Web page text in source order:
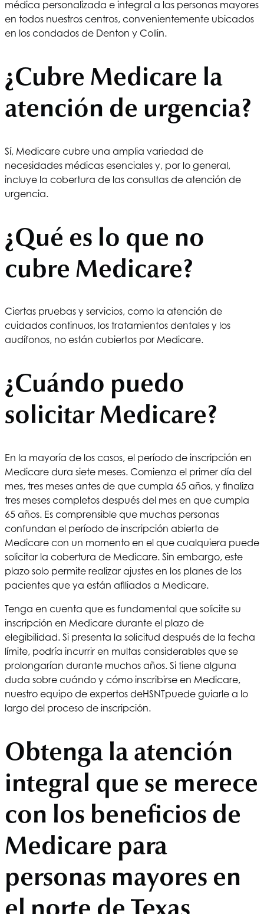
médica personalizada e integral a las personas mayores
en todos nuestros centros, convenientemente ubicados
en los condados de Denton y Collin.
¿Cubre Medicare la
atención de urgencia?
Sí, Medicare cubre una amplia variedad de
necesidades médicas esenciales y, por lo general,
incluye la cobertura de las consultas de atención de
urgencia.
¿Qué es lo que no
cubre Medicare?
Ciertas pruebas y servicios, como la atención de
cuidados continuos, los tratamientos dentales y los
audífonos, no están cubiertos por Medicare.
¿Cuándo puedo
solicitar Medicare?
En la mayoría de los casos, el período de inscripción en
Medicare dura siete meses. Comienza el primer día del
mes, tres meses antes de que cumpla 65 años, y finaliza
tres meses completos después del mes en que cumpla
65 años. Es comprensible que muchas personas
confundan el período de inscripción abierta de
Medicare con un momento en el que cualquiera puede
solicitar la cobertura de Medicare. Sin embargo, este
plazo solo permite realizar ajustes en los planes de los
pacientes que ya están afiliados a Medicare.
Tenga en cuenta que es fundamental que solicite su
inscripción en Medicare durante el plazo de
elegibilidad. Si presenta la solicitud después de la fecha
límite, podría incurrir en multas considerables que se
prolongarían durante muchos años. Si tiene alguna
duda sobre cuándo y cómo inscribirse en Medicare,
nuestro equipo de expertos deHSNTpuede guiarle a lo
largo del proceso de inscripción.
Obtenga la atención
integral que se merece
con los beneficios de
Medicare para
personas mayores en